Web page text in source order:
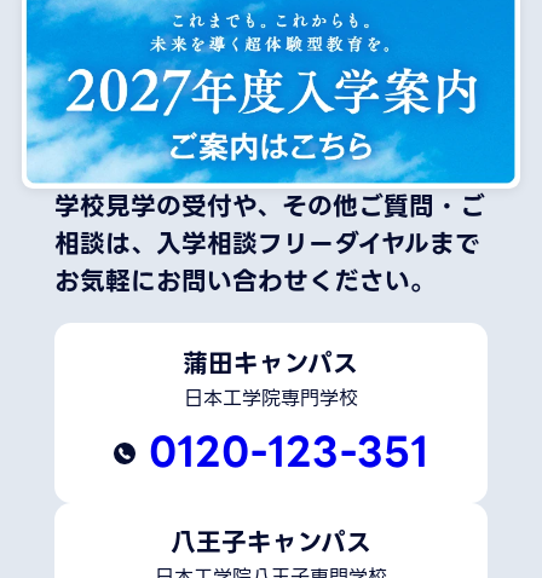
学校見学の受付や、その他ご質問・ご
相談は、 入学相談フリーダイヤルまで
お気軽にお問い合わせください。
蒲田キャンパス
日本工学院専門学校
0120-123-351
八王子キャンパス